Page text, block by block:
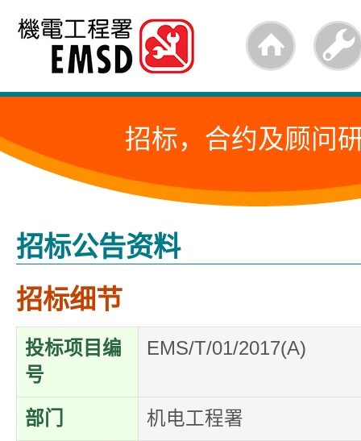
跳
内
的
始
招标，合约及顾问
招标公告资料
招标细节
投标项目编
号
EMS/T/01/2017(A)
部门 机电工程署